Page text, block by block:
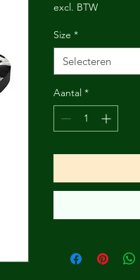
excl. BTW
Size *
Selecteren
Aantal *